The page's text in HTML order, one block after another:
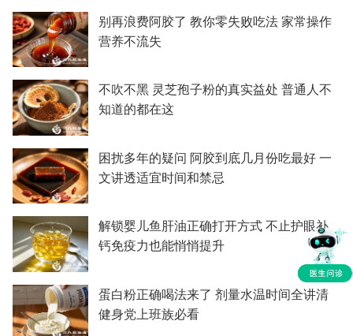
别再浪费阿胶了 教你零失败吃法 家常操作
营养不流失
不吹不黑 灵芝孢子粉的真实益处 普通人不
知道的都在这
困扰多年的疑问 阿胶到底几月份吃最好 一
文讲透适宜时间和禁忌
解锁婴儿鱼肝油正确打开方式 不止护眼补
钙免疫力也能悄悄提升
蛋白粉正确喝法来了 剂量水温时间全讲清
健身党上班族必看